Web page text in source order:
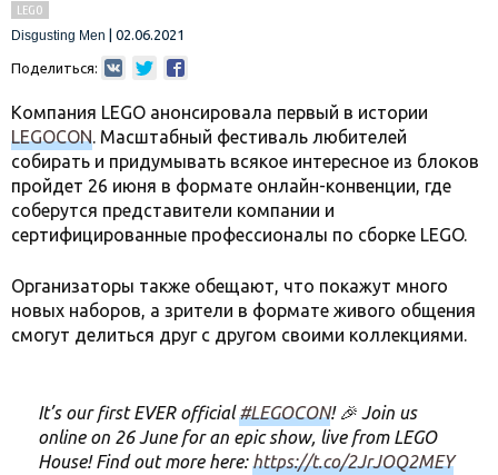
LEGO
Disgusting Men
02.06.2021
Поделиться:
Компания LEGO анонсировала первый в истории
LEGOCON. Масштабный фестиваль любителей
собирать и придумывать всякое интересное из блоков
пройдет 26 июня в формате онлайн-конвенции, где
соберутся представители компании и
сертифицированные профессионалы по сборке LEGO.
Организаторы также обещают, что покажут много
новых наборов, а зрители в формате живого общения
смогут делиться друг с другом своими коллекциями.
It’s our first EVER official#LEGOCON! 🎉 Join us
online on 26 June for an epic show, live from LEGO
House! Find out more here:https://t.co/2JrJOQ2MEY